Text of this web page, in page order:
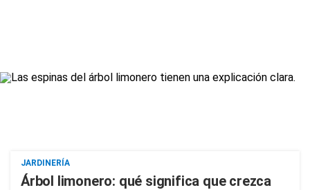
JARDINERÍA
Árbol limonero: qué significa que crezca